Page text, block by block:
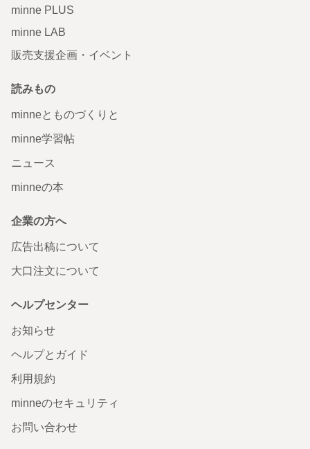
minne PLUS
minne LAB
販売支援企画・イベント
読みもの
minneとものづくりと
minne学習帖
ニュース
minneの本
企業の方へ
広告出稿について
大口注文について
ヘルプセンター
お知らせ
ヘルプとガイド
利用規約
minneのセキュリティ
お問い合わせ